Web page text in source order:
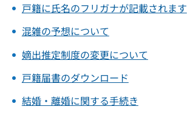
戸籍に氏名のフリガナが記載されます
混雑の予想について
嫡出推定制度の変更について
戸籍届書のダウンロード
結婚・離婚に関する手続き